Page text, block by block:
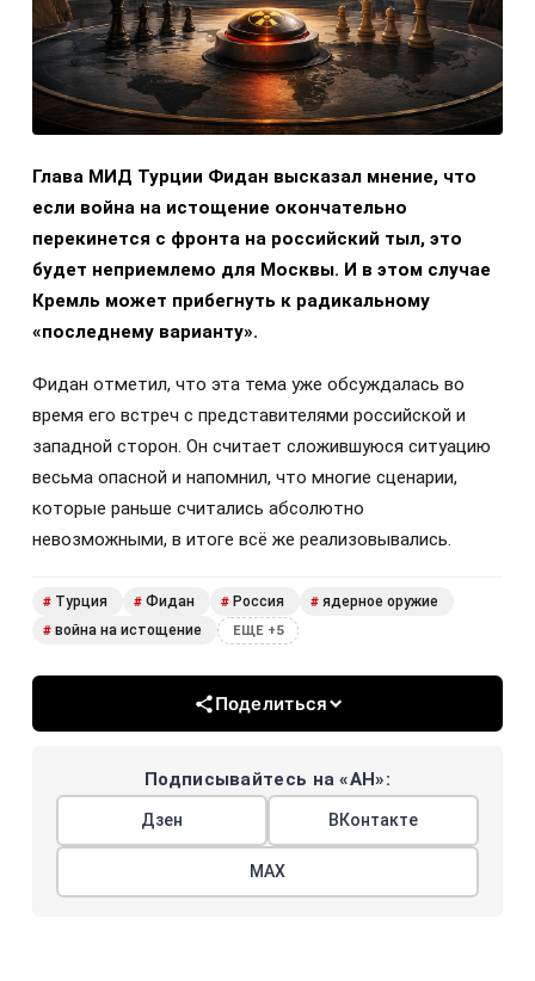
Глава МИД Турции Фидан высказал мнение, что
если война на истощение окончательно
перекинется с фронта на российский тыл, это
будет неприемлемо для Москвы. И в этом случае
Кремль может прибегнуть к радикальному
«последнему варианту».
Фидан отметил, что эта тема уже обсуждалась во
время его встреч с представителями российской и
западной сторон. Он считает сложившуюся ситуацию
весьма опасной и напомнил, что многие сценарии,
которые раньше считались абсолютно
невозможными, в итоге всё же реализовывались.
# Турция # Фидан # Россия # ядерное оружие
# война на истощение ЕЩЕ +5
Поделиться
Подписывайтесь на «АН»:
Дзен ВКонтакте
МАХ